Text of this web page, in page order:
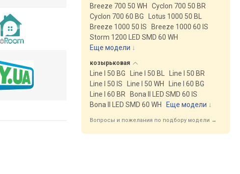
Breeze 700 50 WH
Cyclon 700 50 BR
Cyclon 700 60 BG
Lotus 1000 50 BL
Breeze 1000 50 IS
Breeze 1000 60 IS
Storm 1200 LED SMD 60 WH
Еще модели ↓
козырьковая
Line I 50 BG Line I 50 BL
Line I 50 BR
Line I 50 IS
Line I 50 WH
Line I 60 BG
Line I 60 BR
Bona II LED SMD 60 IS
Bona II LED SMD 60 WH
Еще модели ↓
Вопросы и пожелания по подбору модели →